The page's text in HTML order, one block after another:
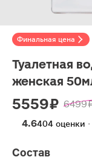
Финальная цена
Туалетная
женская
5559 ₽ 6499
4.6404 оценки
Состав